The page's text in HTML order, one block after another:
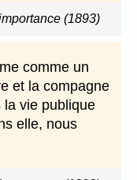
(1893)
comme un
et la compagne
la vie publique
elle, nous